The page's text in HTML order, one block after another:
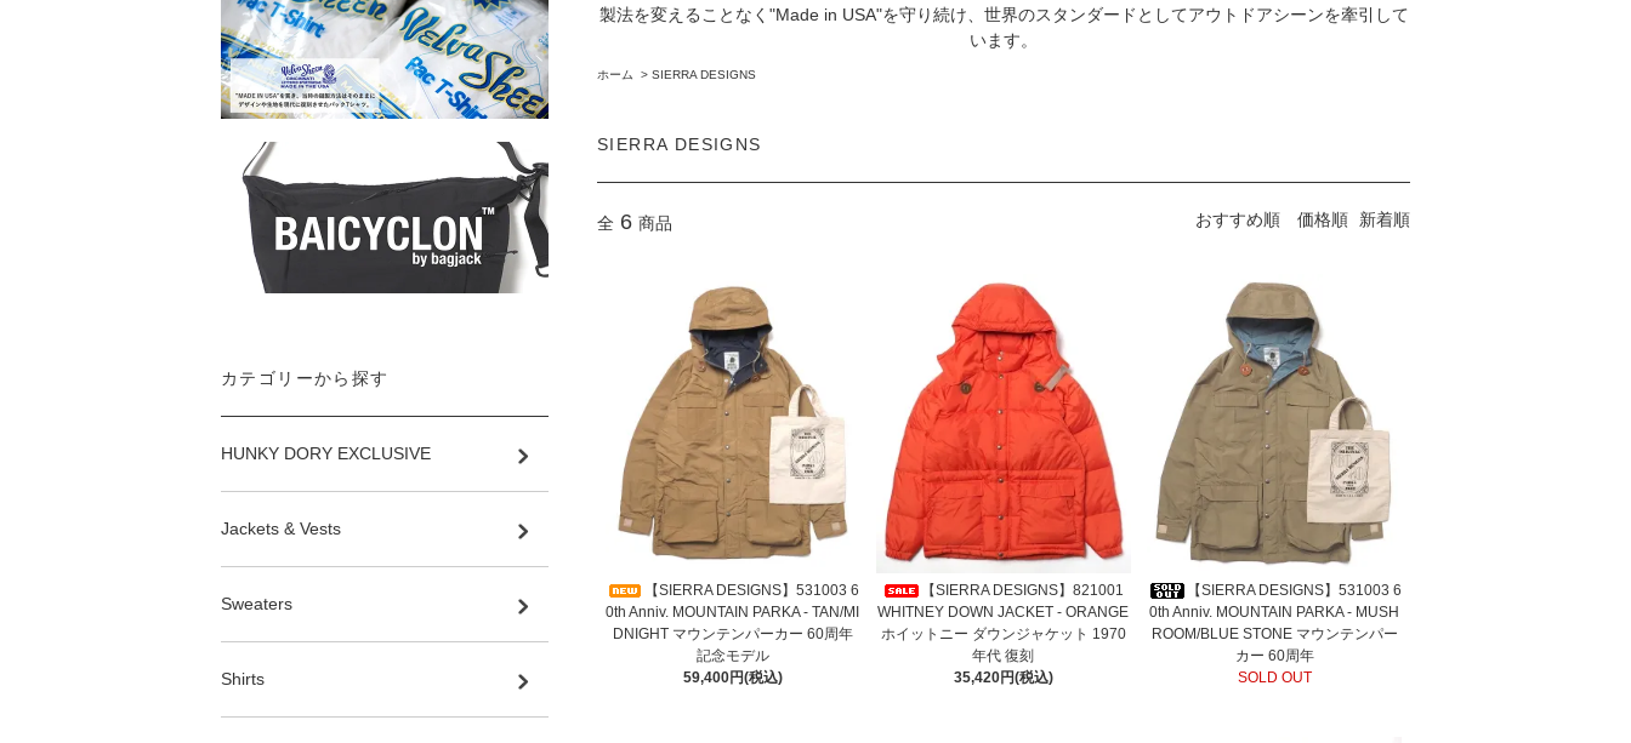
製法を変えることなく"Made in USA"を守り続け、世界のスタンダードとしてアウトドアシーンを牽引して
います。
ホーム > SIERRA DESIGNS
SIERRA DESIGNS
全 6 商品 おすすめ順 価格順 新着順
【SIERRA DESIGNS】531003 6
0th Anniv. MOUNTAIN PARKA - TAN/MI
DNIGHT マウンテンパーカー 60周年
記念モデル
59,400円(税込)
【SIERRA DESIGNS】821001
WHITNEY DOWN JACKET - ORANGE
ホイットニー ダウンジャケット 1970
年代 復刻
35,420円(税込)
【SIERRA DESIGNS】531003 6
0th Anniv. MOUNTAIN PARKA - MUSH
ROOM/BLUE STONE マウンテンパー
カー 60周年
SOLD OUT
カテゴリーから探す
HUNKY DORY EXCLUSIVE
Jackets & Vests
Sweaters
Shirts